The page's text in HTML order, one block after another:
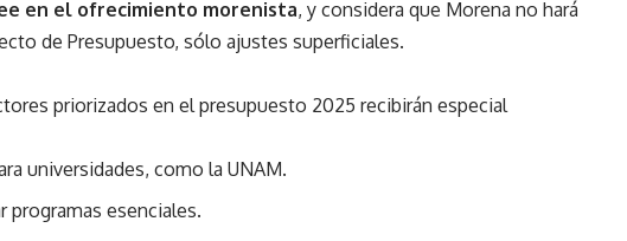
en el ofrecimiento morenista, y considera que Morena no hará
de Presupuesto, sólo ajustes superficiales.
priorizados en el presupuesto 2025 recibirán especial
universidades, como la UNAM.
programas esenciales.